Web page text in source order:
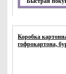
Коробка
гофрокартона,